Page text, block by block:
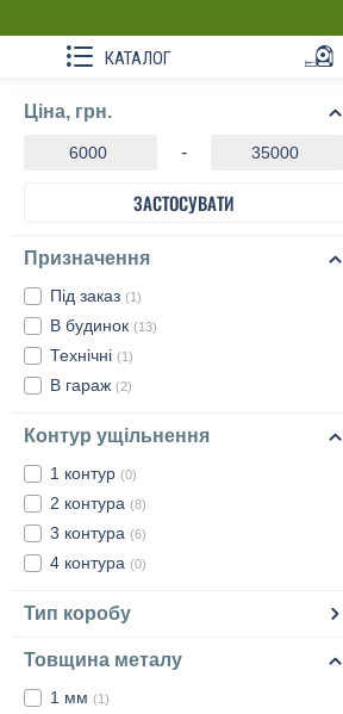
КАТАЛОГ
Ціна, грн.
-
ЗАСТОСУВАТИ
Призначення
Під заказ (1)
В будинок (13)
Технічні (1)
В гараж (2)
Контур ущільнення
1 контур (0)
2 контура (8)
3 контура (6)
4 контура (0)
Тип коробу
Товщина металу
1 мм (1)